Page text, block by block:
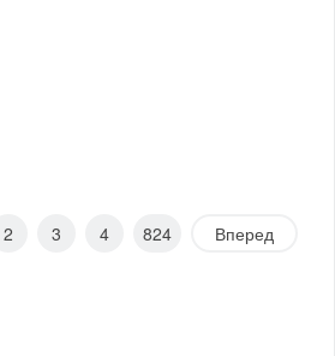
2 3 4 824 Вперед